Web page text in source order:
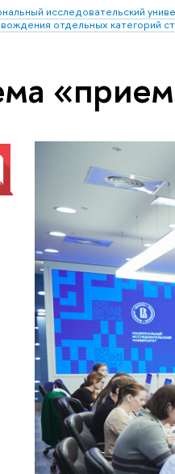
исследовательский
отдельных категорий